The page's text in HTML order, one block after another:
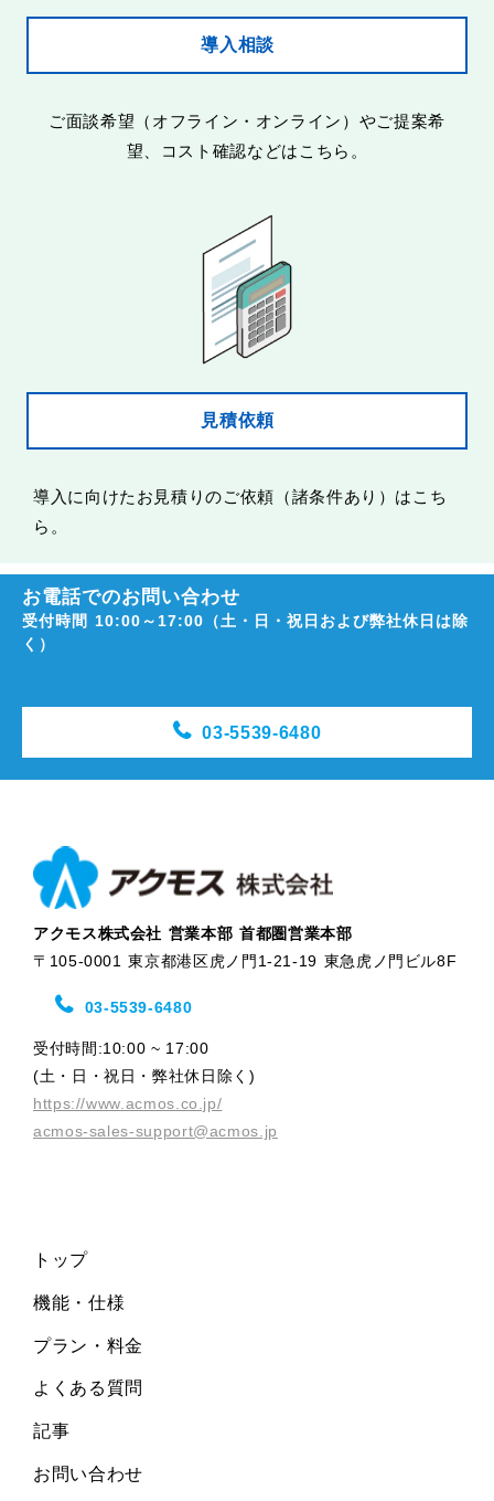
導入相談
ご面談希望（オフライン・オンライン）やご提案希
望、コスト確認などはこちら。
見積依頼
導入に向けたお見積りのご依頼（諸条件あり）はこち
ら。
お電話でのお問い合わせ
受付時間 10:00～17:00（土・日・祝日および弊社休日は除
く）
03-5539-6480
アクモス株式会社 営業本部 首都圏営業本部
〒105-0001 東京都港区虎ノ門1-21-19 東急虎ノ門ビル8F
03-5539-6480
受付時間:10:00 ~ 17:00
(土・日・祝日・弊社休日除く)
https://www.acmos.co.jp/
acmos-sales-support@acmos.jp
トップ
機能・仕様
プラン・料金
よくある質問
記事
お問い合わせ